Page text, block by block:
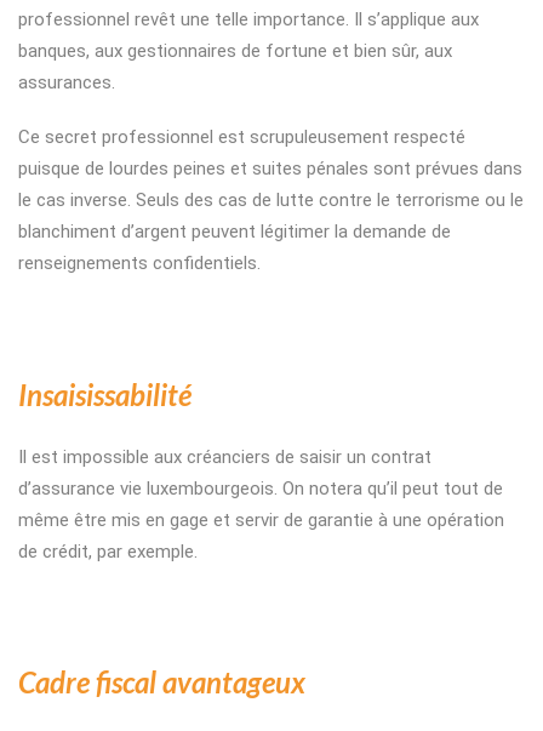
professionnel revêt une telle importance. Il s’applique aux
banques, aux gestionnaires de fortune et bien sûr, aux
assurances.
Ce secret professionnel est scrupuleusement respecté
puisque de lourdes peines et suites pénales sont prévues dans
le cas inverse. Seuls des cas de lutte contre le terrorisme ou le
blanchiment d’argent peuvent légitimer la demande de
renseignements confidentiels.
Insaisissabilité
Il est impossible aux créanciers de saisir un contrat
d’assurance vie luxembourgeois. On notera qu’il peut tout de
même être mis en gage et servir de garantie à une opération
de crédit, par exemple.
Cadre fiscal avantageux